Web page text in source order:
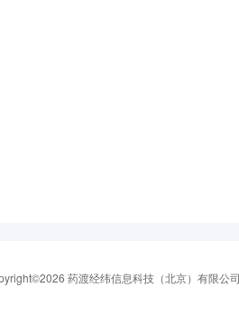
药渡经纬信息科技（北京）有限公